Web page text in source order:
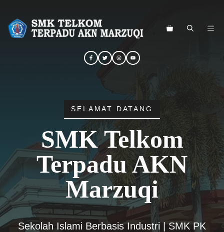
SELAMAT DATANG
SMK Telkom
Terpadu AKN
Marzuqi
Sekolah Islami Berbasis Industri | SMK PK